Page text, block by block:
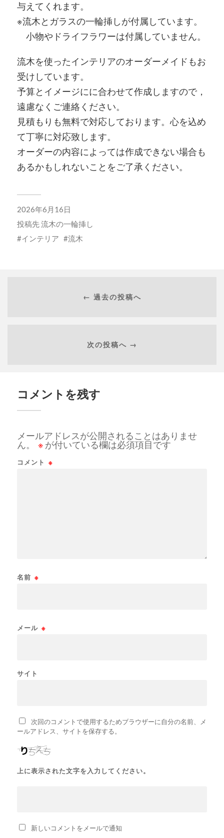
与えてくれます。
※流木とガラスの一輪挿しが付属しています。
小物やドライフラワーは付属していません。
流木を使ったインテリアのオーダーメイドもお
受けしています。
予算とイメージにに合わせて作成しますので，
遠慮なくご連絡ください。
見積もりも無料で対応しております。心を込め
て丁寧に対応致します。
オーダーの内容によっては作成できない場合も
あるかもしれないことをご了承ください。
2026年6月16日
投稿先流木の一輪挿し
インテリア
流木
← 過去の投稿へ
次の投稿へ →
コメントを残す
メールアドレスが公開されることはありませ
ん。
※ が付いている欄は必須項目です
コメント ※
名前 ※
メール ※
サイト
次回のコメントで使用するためブラウザーに自分の名前、メ
ールアドレス、サイトを保存する。
上に表示された文字を入力してください。
新しいコメントをメールで通知